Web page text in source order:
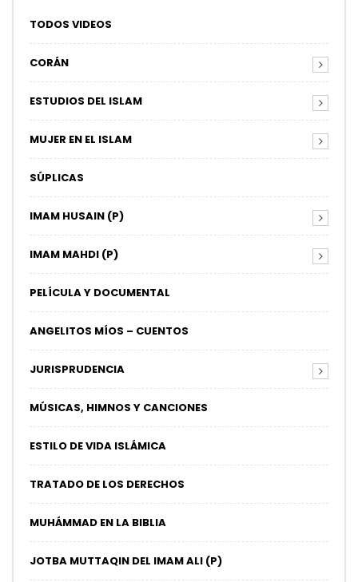
TODOS VIDEOS
CORÁN
ESTUDIOS DEL ISLAM
MUJER EN EL ISLAM
SÚPLICAS
IMAM HUSAIN (P)
IMAM MAHDI (P)
PELÍCULA Y DOCUMENTAL
ANGELITOS MÍOS – CUENTOS
JURISPRUDENCIA
MÚSICAS, HIMNOS Y CANCIONES
ESTILO DE VIDA ISLÁMICA
TRATADO DE LOS DERECHOS
MUHÁMMAD EN LA BIBLIA
JOTBA MUTTAQIN DEL IMAM ALI (P)